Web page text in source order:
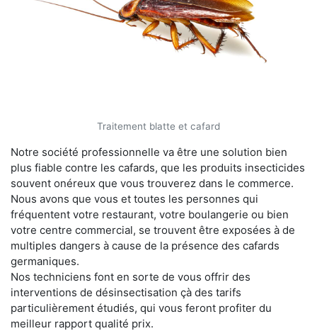
Traitement blatte et cafard
Notre société professionnelle va être une solution bien
plus fiable contre les cafards, que les produits insecticides
souvent onéreux que vous trouverez dans le commerce.
Nous avons que vous et toutes les personnes qui
fréquentent votre restaurant, votre boulangerie ou bien
votre centre commercial, se trouvent être exposées à de
multiples dangers à cause de la présence des cafards
germaniques.
Nos techniciens font en sorte de vous offrir des
interventions de désinsectisation çà des tarifs
particulièrement étudiés, qui vous feront profiter du
meilleur rapport qualité prix.